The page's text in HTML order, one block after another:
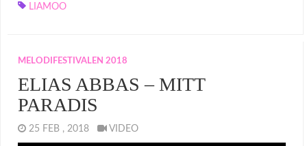
LIAMOO
MELODIFESTIVALEN 2018
ELIAS ABBAS – MITT
PARADIS
25 FEB , 2018 VIDEO